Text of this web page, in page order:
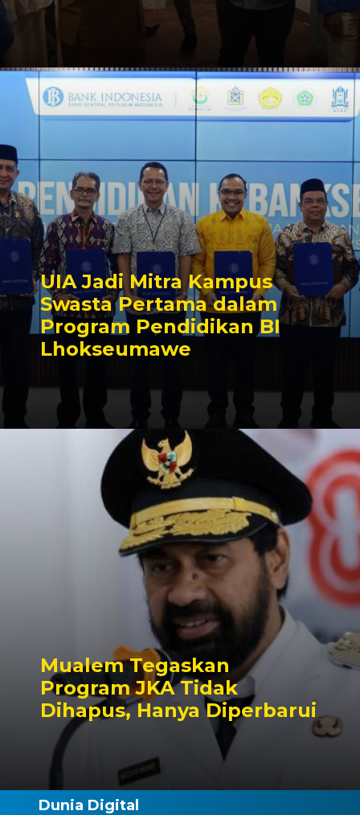
UIA Jadi Mitra Kampus
Swasta Pertama dalam
Program Pendidikan BI
Lhokseumawe
Mualem Tegaskan
Program JKA Tidak
Dihapus, Hanya Diperbarui
Dunia Digital